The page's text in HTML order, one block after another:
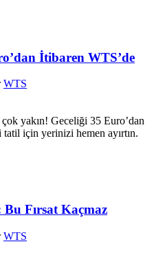
İtibaren WTS’de
WTS
yakın! Geceliği 35 Euro’dan
için yerinizi hemen ayırtın.
Fırsat Kaçmaz
WTS